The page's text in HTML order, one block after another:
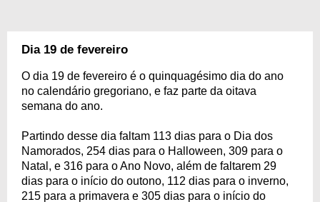
Dia 19 de fevereiro
O dia 19 de fevereiro é o quinquagésimo dia do ano
no calendário gregoriano, e faz parte da oitava
semana do ano.
Partindo desse dia faltam 113 dias para o Dia dos
Namorados, 254 dias para o Halloween, 309 para o
Natal, e 316 para o Ano Novo, além de faltarem 29
dias para o início do outono, 112 dias para o inverno,
215 para a primavera e 305 dias para o início do